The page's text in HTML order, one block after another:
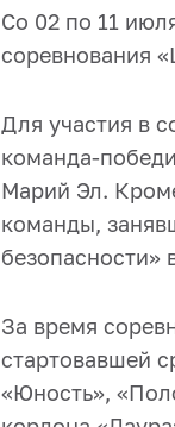
Со 02 по 11
соревнования
Для участия в
команда-
Марий Эл.
команды,
безопасности»
За время
стартовавшей
«Юность»,